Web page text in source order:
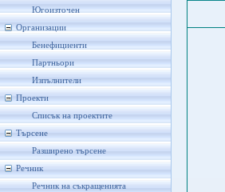
Югоизточен
Организации
Бенефициенти
Партньори
Изпълнители
Проекти
Списък на проектите
Търсене
Разширено търсене
Речник
Речник на съкращенията